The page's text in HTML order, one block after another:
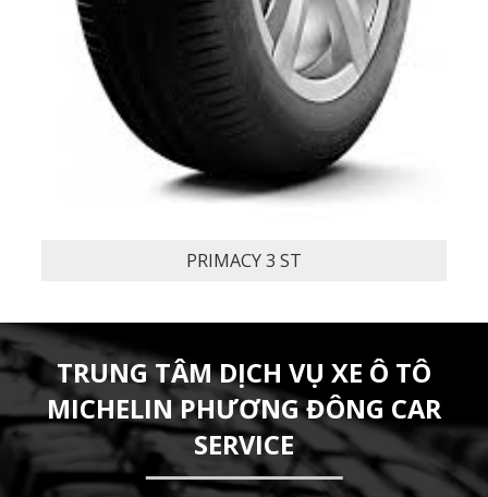
LATITUDE SPORT 3